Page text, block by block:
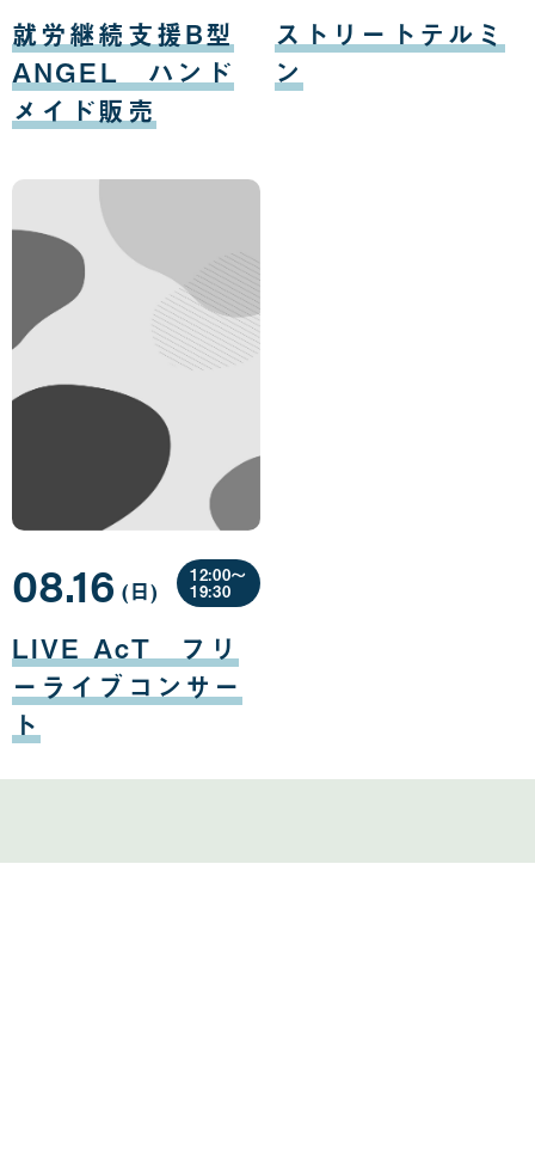
就労継続支援B型
ANGEL ハンド
メイド販売
月
13
日
ストリートテルミ
ン
月
15
日
LIVE AcT フリ
ーライブコンサー
ト
08.16
月
16
日
(日曜
日
)
12:00〜
19:30